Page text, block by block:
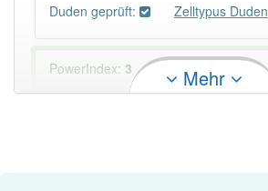
Duden geprüft: Zelltypus Duden
PowerIndex: 3 Mehr